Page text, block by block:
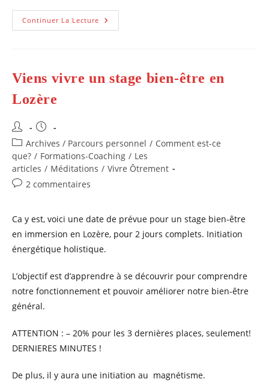
Continuer La Lecture Stage
D’initiation
2023
Viens vivre un stage bien-être en
Lozère
Auteur/autrice
de
la
publication :
Publication
publiée :
Post
category:
Archives / Parcours personnel / Comment est-ce
que? / Formations-Coaching / Les
articles / Méditations / Vivre Ôtrement
Commentaires
publication :
2 commentaires
Ca y est, voici une date de prévue pour un stage bien-être
en immersion en Lozère, pour 2 jours complets. Initiation
énergétique holistique.
L’objectif est d’apprendre à se découvrir pour comprendre
notre fonctionnement et pouvoir améliorer notre bien-être
général.
ATTENTION : – 20% pour les 3 dernières places, seulement!
DERNIERES MINUTES !
De plus, il y aura une initiation au magnétisme.